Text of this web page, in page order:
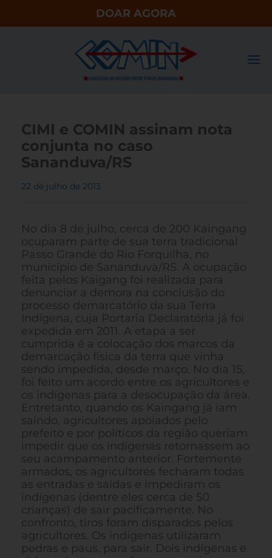
DOAR AGORA
CIMI e COMIN assinam nota
conjunta no caso
Sananduva/RS
22 de julho de 2013
No dia 8 de julho, cerca de 200 Kaingang
ocuparam parte de sua terra tradicional
Passo Grande do Rio Forquilha, no
município de Sananduva/RS. A ocupação
feita pelos Kaigang foi realizada para
denunciar a demora na conclusão do
processo demarcatório da sua Terra
Indígena, cuja Portaria Declaratória já foi
expedida em 2011. A etapa a ser
cumprida é a colocação dos marcos da
demarcação física da terra que vinha
sendo impedida, desde março. No dia 15,
foi feito um acordo entre os agricultores e
os indígenas para a desocupação da área.
Entretanto, quando os Kaingang já iam
saíndo, agricultores apoiados pelo
prefeito e por políticos da região queriam
impedir que os indígenas retornassem ao
seu acampamento anterior. Fortemente
armados, os agricultores fecharam todas
as entradas e saídas e impediram os
indígenas (dentre eles cerca de 50
crianças) de sair pacificamente. No
confronto, tiros foram disparados pelos
agricultores. Os indígenas utilizaram
pedras e paus, para sair. Dois indígenas e